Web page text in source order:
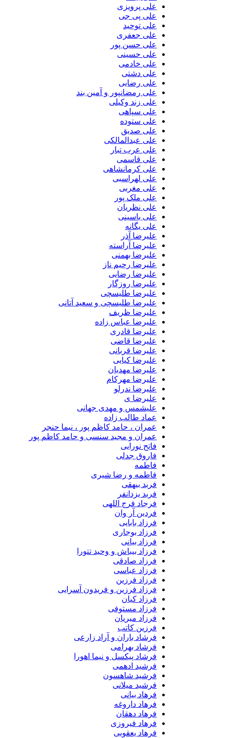
علی پرویزی
علی پی جی
علی توحید
علی جعفری
علی حسن پور
علی حسینی
علی خادمی
علی دشتی
علی رضایی
علی رمضانپور و آمین بند
علی زند وکیلی
علی سپاهی
علی ستوده
علی صدیق
علی عبدالمالکی
علی عرب تبار
علی قاسمی
علی کرمانشاهی
علی لهراسبی
علی مغربی
علی ملک پور
علی نظریان
علی یاسینی
علی یگانه
علیرضا آذر
علیرضا آراسته
علیرضا بهمنی
علیرضا رحیم ناز
علیرضا رضایی
علیرضا روزگار
علیرضا طلیسچی
علیرضا طلیسچی و سعید آتانی
علیرضا ظریف
علیرضا عباس زاده
علیرضا قادری
علیرضا قاضی
علیرضا قربانی
علیرضا کیایی
علیرضا مهدیان
علیرضا مهرکام
علیرضا ندرلو
علیرضا ی
علیشمس و مهدی جهانی
عماد طالب زاده
عمران ، حامد کاظم پور ، نیما حنجر
عمران و مجید سنسی و حامد کاظم پور
فاتح نورایی
فاروق جدلی
فاطمه و رضا شیری
فربد بیهقی
فربد یزدانفر
فرجاد فرج اللهی
فردین آر وان
فرزاد بابایی
فرزاد بوجاری
فرزاد بیانی
فرزاد بیباش و وحید تتورا
فرزاد صادقی
فرزاد عباسی
فرزاد فرزین
فرزاد فرزین و فریدون آسرایی
فرزاد کیان
فرزاد مستوفی
فرزاد میریان
فرزین کاتب
فرشاد باران و آراد زارعی
فرشاد بهرامی
فرشاد پیکسل و نیما اهورا
فرشید ادهمی
فرشید شاهسون
فرشید میلانی
فرهاد بیانی
فرهاد داروغه
فرهاد دهقان
فرهاد فیروزی
فرهاد یعقوبی